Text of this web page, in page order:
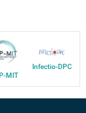
MIT
Infectio-DPC